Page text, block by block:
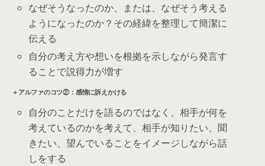
なぜそうなったのか、または、なぜそう考える
ようになったのか？その経緯を整理して簡潔に
伝える
自分の考え方や想いを根拠を示しながら発言す
ることで説得力が増す
＋アルファのコツ②：感情に訴えかける
自分のことだけを語るのではなく、相手が何を
考えているのかを考えて、相手が知りたい、聞
きたい、望んでいることをイメージしながら話
しをする